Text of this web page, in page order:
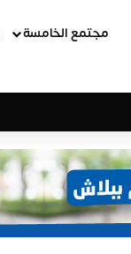
مجتمع الخامسة